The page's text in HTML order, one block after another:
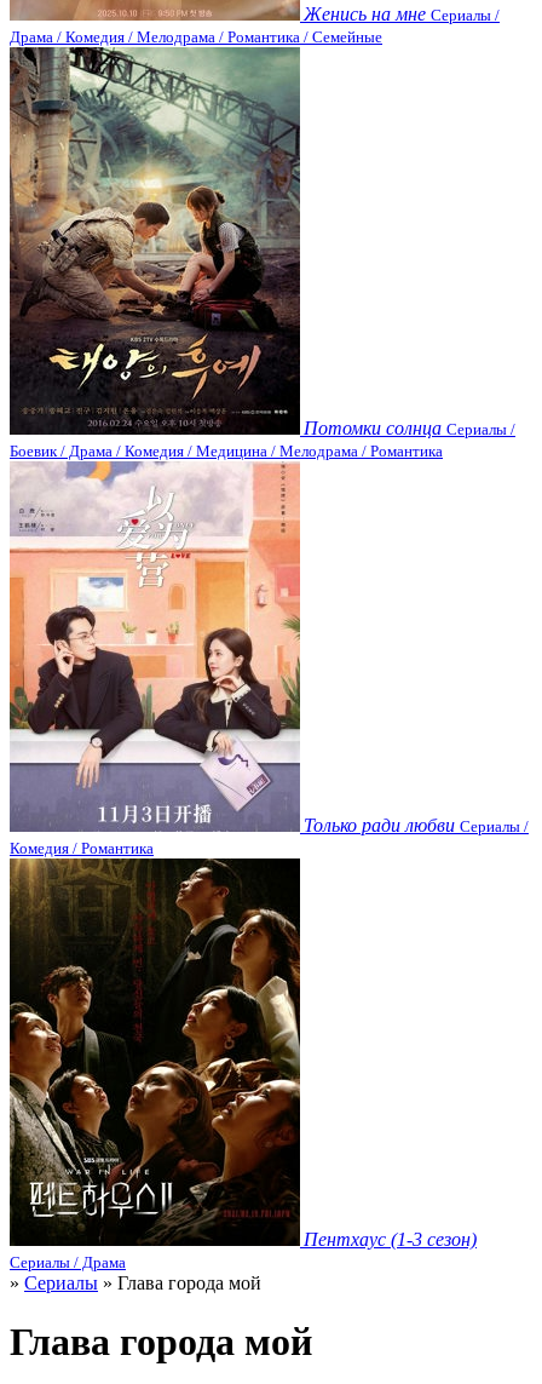
Женись на мне Сериалы /
Драма / Комедия / Мелодрама / Романтика / Семейные
Потомки солнца Сериалы /
Боевик / Драма / Комедия / Медицина / Мелодрама / Романтика
Только ради любви Сериалы /
Комедия / Романтика
Пентхаус (1-3 сезон)
Сериалы / Драма
» Сериалы » Глава города мой
Глава города мой